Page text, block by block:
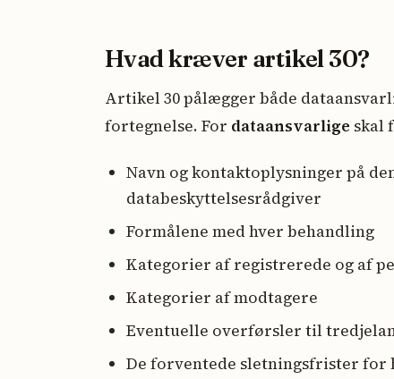
Hvad kræver artikel 30?
Artikel 30 pålægger både
fortegnelse. For dataansvarlige skal
Navn og kontaktoplysninger på
databeskyttelsesrådgiver
Formålene med hver behandling
Kategorier af registrerede og af
Kategorier af modtagere
Eventuelle overførsler til
De forventede sletningsfrister for